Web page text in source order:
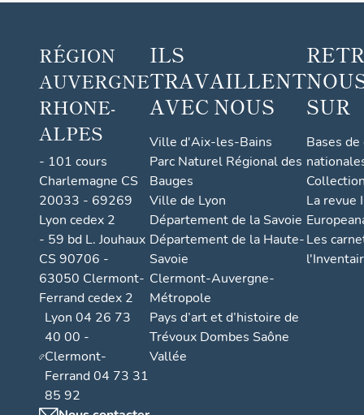
RÉGION
AUVERGNE
RHONE-
ALPES
- 101 cours
Charlemagne CS
20033 - 69269
Lyon cedex 2
- 59 bd L. Jouhaux
CS 90706 -
63050 Clermont-
Ferrand cedex 2
Lyon 04 26 73
40 00 -
Clermont-
Ferrand 04 73 31
85 92
ILS
TRAVAILLENT
AVEC NOUS
Ville d'Aix-les-Bains
Parc Naturel Régional des
Bauges
Ville de Lyon
Département de la Savoie
Département de la Haute-
Savoie
Clermont-Auvergne-
Métropole
Pays d’art et d’histoire de
Trévoux Dombes Saône
Vallée
SUR
Bases
La revue
Les